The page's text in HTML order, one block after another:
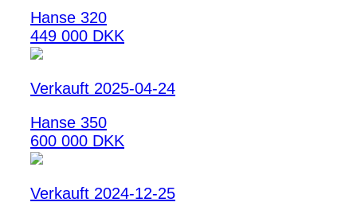
Hanse 320
449 000 DKK
Verkauft 2025-04-24
Hanse 350
600 000 DKK
Verkauft 2024-12-25